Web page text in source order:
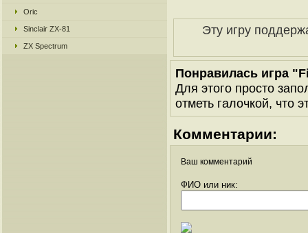
Oric
Sinclair ZX-81
ZX Spectrum
Эту игру
Понравилась игра
Для этого просто
отметь галочкой, что
Комментарии:
Ваш комментарий
ФИО или ник: